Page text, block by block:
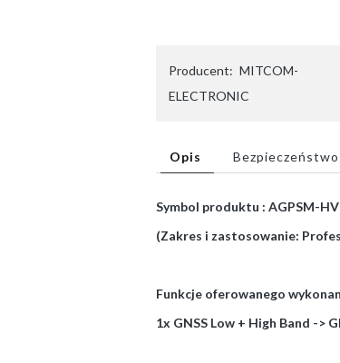
Producent: MITCOM-
ELECTRONIC
Opis Bezpieczeństwo
Symbol produktu : AGPSM-
(Zakres i zastosowanie:
Funkcje oferowanego
1x GNSS Low + High Band ->